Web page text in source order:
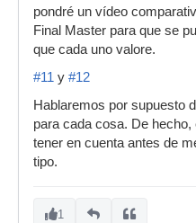
pondré un vídeo
Final Master para que se
que cada uno valore.
#11 y #12
Hablaremos por supuesto
para cada cosa. De
tener en cuenta antes de
tipo.
1